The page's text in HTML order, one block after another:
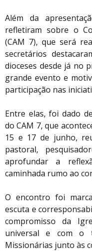
Além da
refletiram sobre o
(CAM 7), que será
secretários
dioceses desde já no
grande evento e
participação nas
Entre elas, foi dado
do CAM 7, que
15 e 17 de junho,
pastoral,
aprofundar a
caminhada rumo ao
O encontro foi
escuta e
compromisso da
universal e com o
Missionárias junto às